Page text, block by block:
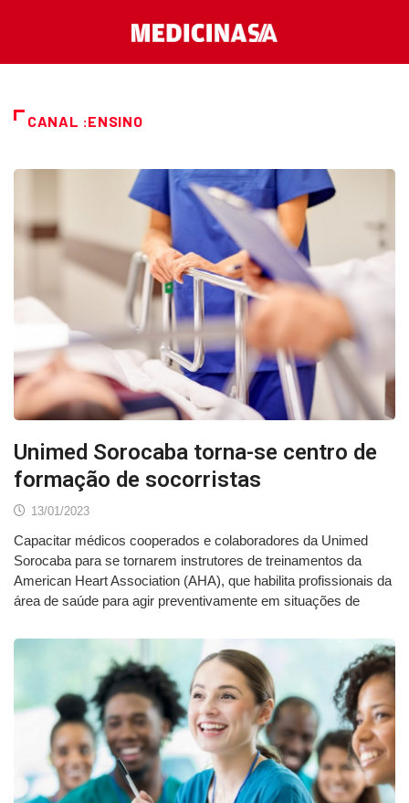
CANAL :ENSINO
Unimed Sorocaba torna-se centro de
formação de socorristas
13/01/2023
Capacitar médicos cooperados e colaboradores da Unimed
Sorocaba para se tornarem instrutores de treinamentos da
American Heart Association (AHA), que habilita profissionais da
área de saúde para agir preventivamente em situações de